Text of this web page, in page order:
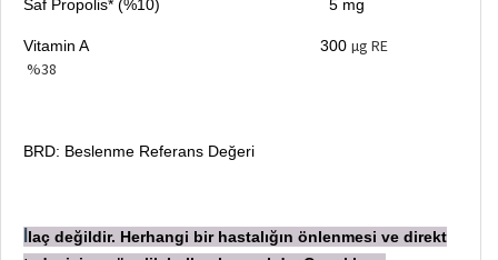
Saf Propolis* (%10) 5 mg
Vitamin A 300 µg RE
%38
BRD: Beslenme Referans Değeri
laç değildir. Herhangi bir hastalığın önlenmesi ve direkt